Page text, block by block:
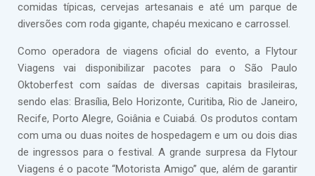
comidas típicas, cervejas artesanais e até um parque de
diversões com roda gigante, chapéu mexicano e carrossel.
Como operadora de viagens oficial do evento, a Flytour
Viagens vai disponibilizar pacotes para o São Paulo
Oktoberfest com saídas de diversas capitais brasileiras,
sendo elas: Brasília, Belo Horizonte, Curitiba, Rio de Janeiro,
Recife, Porto Alegre, Goiânia e Cuiabá. Os produtos contam
com uma ou duas noites de hospedagem e um ou dois dias
de ingressos para o festival. A grande surpresa da Flytour
Viagens é o pacote “Motorista Amigo” que, além de garantir